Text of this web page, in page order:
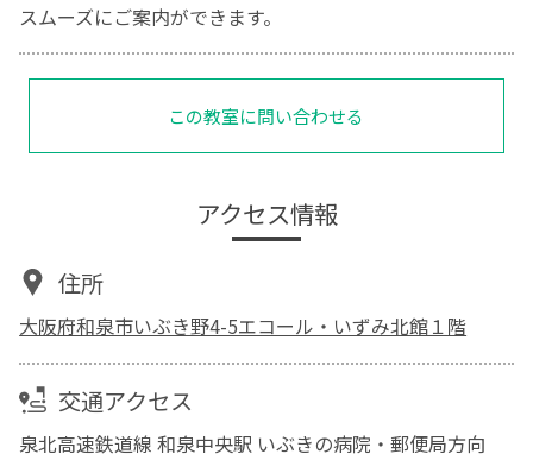
スムーズにご案内ができます。
この教室に問い合わせる
アクセス情報
住所
大阪府和泉市いぶき野4-5エコール・いずみ北館１階
交通アクセス
泉北高速鉄道線 和泉中央駅 いぶきの病院・郵便局方向